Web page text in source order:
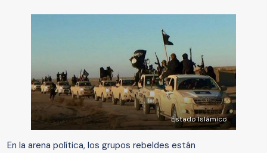
Estado Islámico
En la arena política, los grupos rebeldes están